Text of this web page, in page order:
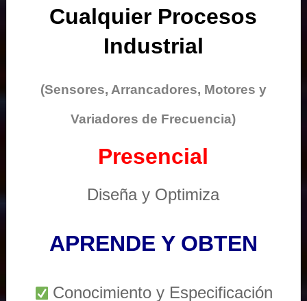
Cualquier Procesos
Industrial
(Sensores, Arrancadores, Motores y
Variadores de Frecuencia)
Presencial
Diseña y Optimiza
APRENDE Y OBTEN
Conocimiento y Especificación